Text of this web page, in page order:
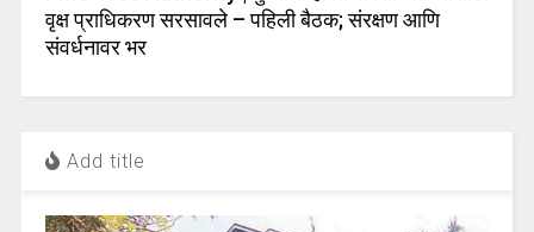
वृक्ष प्राधिकरण सरसावले – पहिली बैठक; संरक्षण आणि
संवर्धनावर भर
Add title